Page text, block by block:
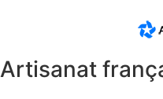
Artisanat